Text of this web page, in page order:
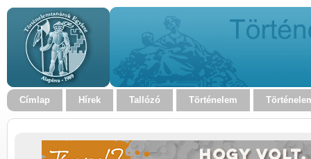
Címlap Hírek Tallózó Történelem